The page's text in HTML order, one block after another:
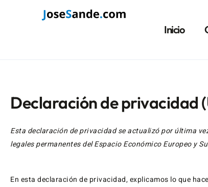
Inicio
Declaración de privacidad
Esta declaración de privacidad se actualizó por última
legales permanentes del Espacio Económico Europeo y
En esta declaración de privacidad, explicamos lo que